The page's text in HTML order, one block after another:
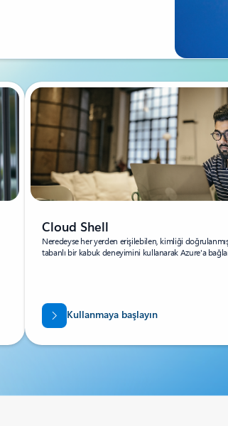
Cloud Shell
Neredeyse her yerden erişilebilen, kimliği
tabanlı bir kabuk deneyimini kullanarak Azure'a
Kullanmaya başlayın